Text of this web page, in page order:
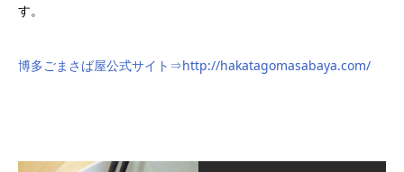
す。
博多ごまさば屋公式サイト⇒http://hakatagomasabaya.com/